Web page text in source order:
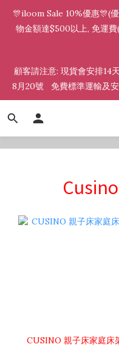
🎊iloom Sale 10%優惠🎊(
物金額達$500以上, 免運
顧客請注意: 現貨會安排14
8月20號   免費標準運輸及
CUSINO 親子床家庭床